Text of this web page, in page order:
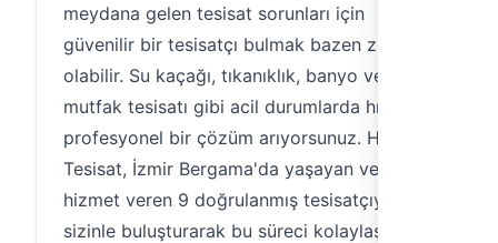
meydana gelen tesisat sorunları için
güvenilir bir tesisatçı bulmak bazen zorlu
olabilir. Su kaçağı, tıkanıklık, banyo veya
mutfak tesisatı gibi acil durumlarda hızlı ve
profesyonel bir çözüm arıyorsunuz. Hemen
Tesisat, İzmir Bergama'da yaşayan veya
hizmet veren 9 doğrulanmış tesisatçıyı
sizinle buluşturarak bu süreci kolaylaştırır.